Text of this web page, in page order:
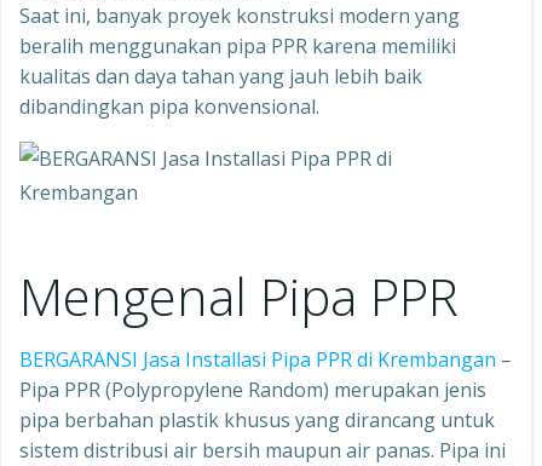
Saat ini, banyak proyek konstruksi modern yang
beralih menggunakan pipa PPR karena memiliki
kualitas dan daya tahan yang jauh lebih baik
dibandingkan pipa konvensional.
Mengenal Pipa PPR
BERGARANSI Jasa Installasi Pipa PPR di Krembangan –
Pipa PPR (Polypropylene Random) merupakan jenis
pipa berbahan plastik khusus yang dirancang untuk
sistem distribusi air bersih maupun air panas. Pipa ini